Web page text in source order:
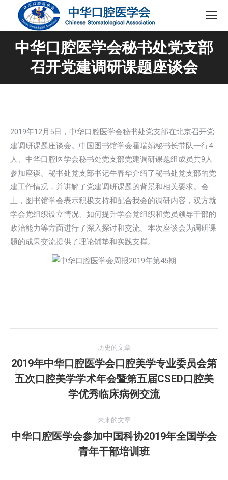
中华口腔医学会秘书处党支部
召开党建调研课题座谈会
2019年12月5日，中华口腔医学会秘书处党支部在北京召开党
建调研课题座谈会。中国图书馆学会霍瑞娟秘书长带队一行4
人、中华口腔医学会秘书处党支部党建调研课题组成员共9人
参加座谈。秘书处党支部书记牛春华介绍了秘书处党支部的党
建工作情况，并讲解了党建调研课题的背景和相关要求。会
上，图书馆学会表示积极支持和配合我会的调研内容，双方就
学会党组织设立情况、如何提升学会党组织和党员领导干部的
政治能力等方面进行了深入探讨和交流。本次座谈会为调研课
题的成果交流提供了理论铺垫和实践支撑。
章
导
历史的文章
历
史
文
章：
2019年中华口腔医学会口腔美学专业委员会第
五次口腔美学学术年会暨第五届CSED口腔美
学优秀临床病例交流
未来的文章
未
来
的
中华口腔医学会参加中国科协2019年全国学会
青年干部培训班